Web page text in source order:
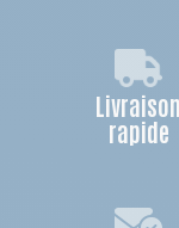
Livraison
rapide